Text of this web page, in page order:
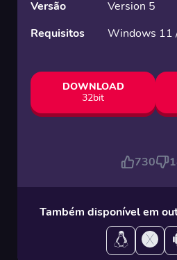
Versão
Version 5
Requisitos
Windows 11
DOWNLOAD
32bit
730
Também disponível em